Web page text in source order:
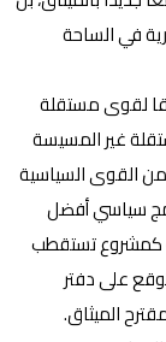
في الساحة
لقوى مستقلة
غير المسيسة
القوى السياسية
سياسي أفضل
كمشروع تستقطب
على دفتر
الميثاق.